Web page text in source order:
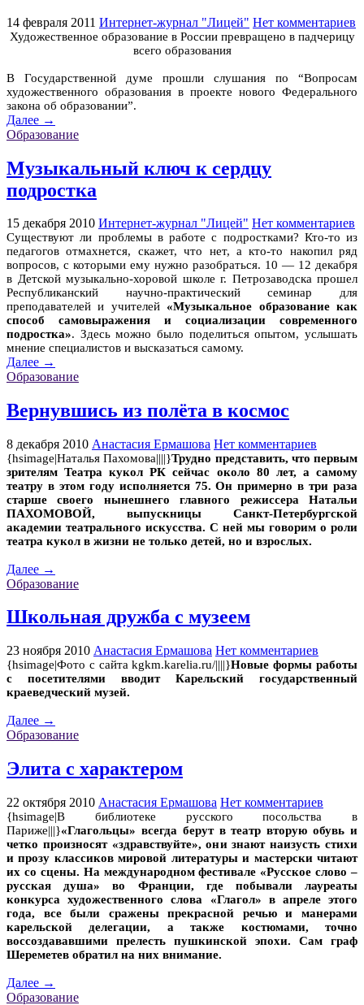
14 февраля 2011 Интернет-журнал "Лицей" Нет комментариев
Художественное образование в России превращено в падчерицу
всего образования
В Государственной думе прошли слушания по “Вопросам
художественного образования в проекте нового Федерального
закона об образовании”.
Далее →
Образование
Музыкальный ключ к сердцу
подростка
15 декабря 2010 Интернет-журнал "Лицей" Нет комментариев
Существуют ли проблемы в работе с подростками? Кто-то из
педагогов отмахнется, скажет, что нет, а кто-то накопил ряд
вопросов, с которыми ему нужно разобраться. 10 — 12 декабря
в Детской музыкально-хоровой школе г. Петрозаводска прошел
Республиканский научно-практический семинар для
преподавателей и учителей«Музыкальное образование как
способ самовыражения и социализации современного
подростка». Здесь можно было поделиться опытом, услышать
мнение специалистов и высказаться самому.
Далее →
Образование
Вернувшись из полёта в космос
8 декабря 2010 Анастасия Ермашова Нет комментариев
{hsimage|Наталья Пахомова||||}Трудно представить, что первым
зрителям Театра кукол РК сейчас около 80 лет, а самому
театру в этом году исполняется 75. Он примерно в три раза
старше своего нынешнего главного режиссера Натальи
ПАХОМОВОЙ, выпускницы Санкт-Петербургской
академии театрального искусства. С ней мы говорим о роли
театра кукол в жизни не только детей, но и взрослых.
Далее →
Образование
Школьная дружба с музеем
23 ноября 2010 Анастасия Ермашова Нет комментариев
{hsimage|Фото с сайта kgkm.karelia.ru/||||}Новые формы работы
с посетителями вводит Карельский государственный
краеведческий музей.
Далее →
Образование
Элита с характером
22 октября 2010 Анастасия Ермашова Нет комментариев
{hsimage|В библиотеке русского посольства в
Париже|||}«Глагольцы» всегда берут в театр вторую обувь и
четко произносят «здравствуйте», они знают наизусть стихи
и прозу классиков мировой литературы и мастерски читают
их со сцены. На международном фестивале «Русское слово –
русская душа» во Франции, где побывали лауреаты
конкурса художественного слова «Глагол» в апреле этого
года, все были сражены прекрасной речью и манерами
карельской делегации, а также костюмами, точно
воссоздававшими прелесть пушкинской эпохи. Сам граф
Шереметев обратил на них внимание.
Далее →
Образование